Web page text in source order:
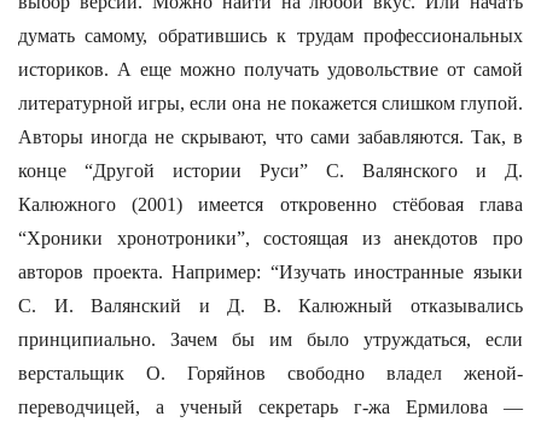
думать самому, обратившись к трудам профессиональных
историков. А еще можно получать удовольствие от самой
литературной игры, если она не покажется слишком глупой.
Авторы иногда не скрывают, что сами забавляются. Так, в
конце “Другой истории Руси” С. Валянского и Д.
Калюжного (2001) имеется откровенно стёбовая глава
“Хроники хронотроники”, состоящая из анекдотов про
авторов проекта. Например: “Изучать иностранные языки
С. И. Валянский и Д. В. Калюжный отказывались
принципиально. Зачем бы им было утруждаться, если
верстальщик О. Горяйнов свободно владел женой-
переводчицей, а ученый секретарь г-жа Ермилова —